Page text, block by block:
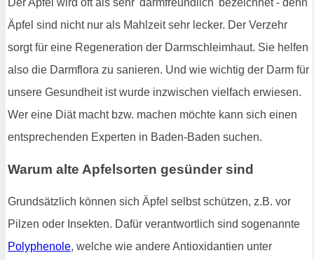
Der Apfel wird oft als sehr 'darmfreundlich' bezeichnet - denn
Äpfel sind nicht nur als Mahlzeit sehr lecker. Der Verzehr
sorgt für eine Regeneration der Darmschleimhaut. Sie helfen
also die Darmflora zu sanieren. Und wie wichtig der Darm für
unsere Gesundheit ist wurde inzwischen vielfach erwiesen.
Wer eine Diät macht bzw. machen möchte kann sich einen
entsprechenden Experten in Baden-Baden suchen.
Warum alte Apfelsorten gesünder sind
Grundsätzlich können sich Äpfel selbst schützen, z.B. vor
Pilzen oder Insekten. Dafür verantwortlich sind sogenannte
Polyphenole, welche wie andere Antioxidantien unter